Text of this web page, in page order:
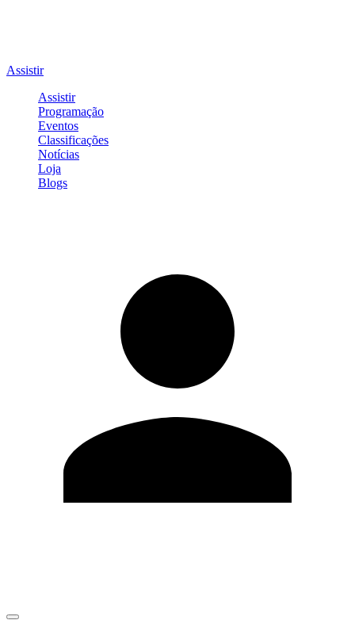
Assistir
Assistir
Programação
Eventos
Classificações
Notícias
Loja
Blogs